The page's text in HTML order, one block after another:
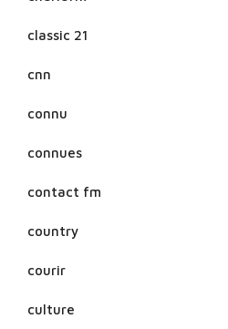
classic 21
cnn
connu
connues
contact fm
country
courir
culture